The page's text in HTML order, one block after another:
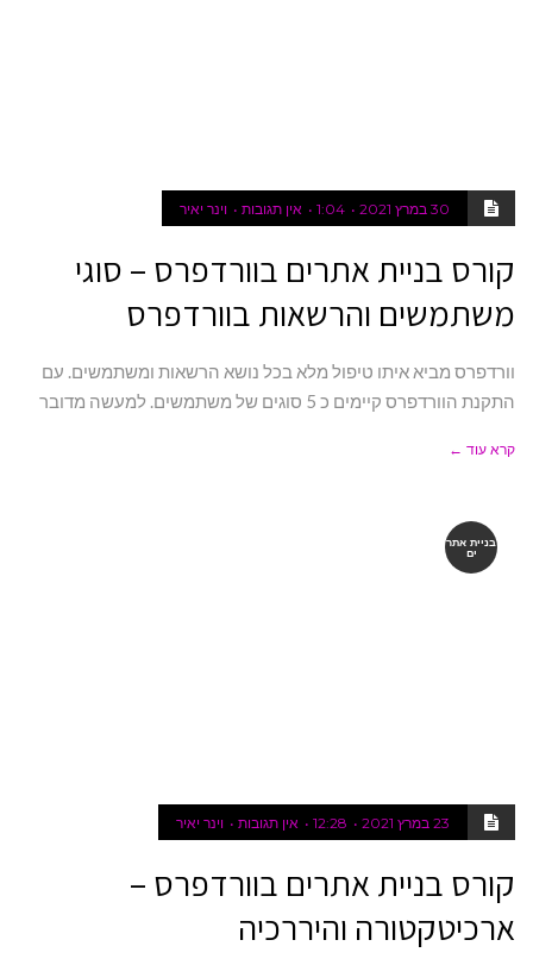
30 במרץ 2021 1:04 אין תגובות וינר יאיר
קורס בניית אתרים בוורדפרס – סוגי
משתמשים והרשאות בוורדפרס
וורדפרס מביא איתו טיפול מלא בכל נושא הרשאות ומשתמשים. עם
התקנת הוורדפרס קיימים כ 5 סוגים של משתמשים. למעשה מדובר
קרא עוד ←
בניית אתר
ים
23 במרץ 2021 12:28 אין תגובות וינר יאיר
קורס בניית אתרים בוורדפרס –
ארכיטקטורה והיררכיה